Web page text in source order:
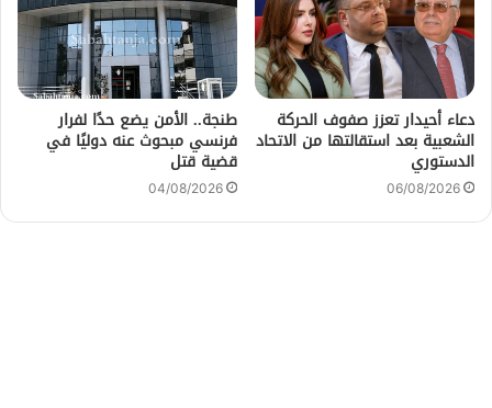
دعاء أحيدار تعزز صفوف الحركة
الشعبية بعد استقالتها من الاتحاد
الدستوري
06/08/2026
طنجة.. الأمن يضع حدًا لفرار
فرنسي مبحوث عنه دوليًا في
قضية قتل
04/08/2026